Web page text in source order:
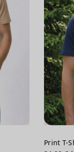
Print T-